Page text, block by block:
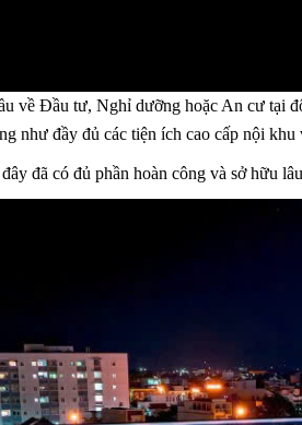
về Đầu tư, Nghỉ dưỡng hoặc An cư tại
như đầy đủ các tiện ích cao cấp nội khu
đã có đủ phần hoàn công và sở hữu